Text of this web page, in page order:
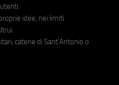
idee, nei limiti
catene di Sant'Antonio o